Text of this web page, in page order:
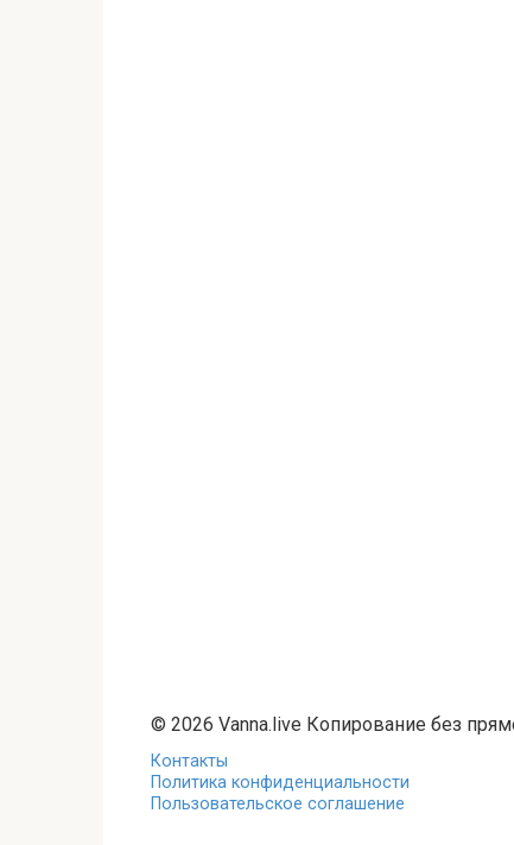
© 2026 Vanna.live Копирование без
Контакты
Политика конфиденциальности
Пользовательское соглашение